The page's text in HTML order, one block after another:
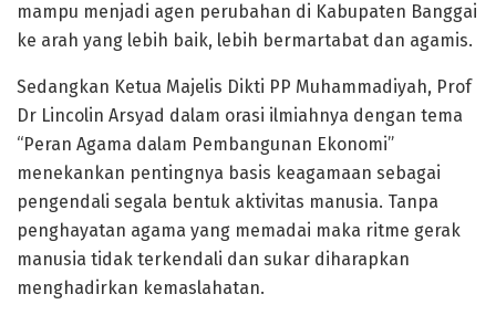
mampu menjadi agen perubahan di Kabupaten Banggai
ke arah yang lebih baik, lebih bermartabat dan agamis.
Sedangkan Ketua Majelis Dikti PP Muhammadiyah, Prof
Dr Lincolin Arsyad dalam orasi ilmiahnya dengan tema
“Peran Agama dalam Pembangunan Ekonomi”
menekankan pentingnya basis keagamaan sebagai
pengendali segala bentuk aktivitas manusia. Tanpa
penghayatan agama yang memadai maka ritme gerak
manusia tidak terkendali dan sukar diharapkan
menghadirkan kemaslahatan.